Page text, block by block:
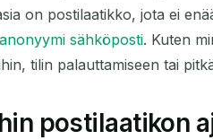
on postilaatikko, jota ei
anonyymi sähköposti. Kuten
tilin palauttamiseen tai
postilaatikon